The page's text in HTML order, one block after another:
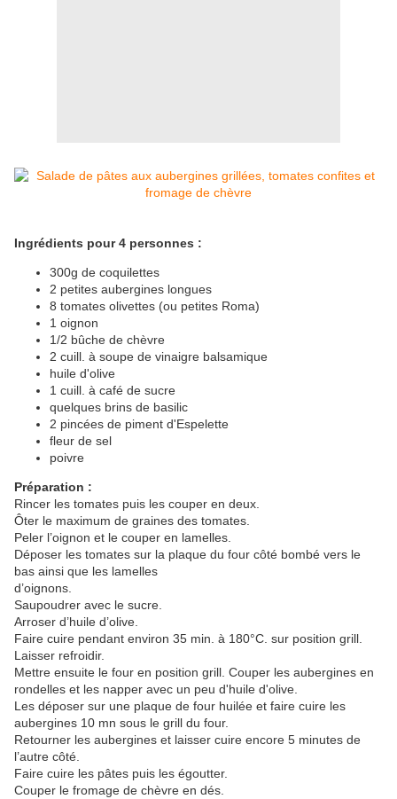
Ingrédients pour 4 personnes :
300g de coquilettes
2 petites aubergines longues
8 tomates olivettes (ou petites Roma)
1 oignon
1/2 bûche de chèvre
2 cuill. à soupe de vinaigre balsamique
huile d'olive
1 cuill. à café de sucre
quelques brins de basilic
2 pincées de piment d'Espelette
fleur de sel
poivre
Préparation :
Rincer les tomates puis les couper en deux.
Ôter le maximum de graines des tomates.
Peler l’oignon et le couper en lamelles.
Déposer les tomates sur la plaque du four côté bombé vers le
bas ainsi que les lamelles
d’oignons.
Saupoudrer avec le sucre.
Arroser d’huile d’olive.
Faire cuire pendant environ 35 min. à 180°C. sur position grill.
Laisser refroidir.
Mettre ensuite le four en position grill. Couper les aubergines en
rondelles et les napper avec un peu d'huile d'olive.
Les déposer sur une plaque de four huilée et faire cuire les
aubergines 10 mn sous le grill du four.
Retourner les aubergines et laisser cuire encore 5 minutes de
l’autre côté.
Faire cuire les pâtes puis les égoutter.
Couper le fromage de chèvre en dés.